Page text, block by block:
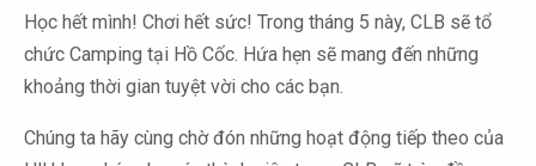
Học hết mình! Chơi hết sức! Trong tháng 5 này, CLB sẽ tổ
chức Camping tại Hồ Cốc. Hứa hẹn sẽ mang đến những
khoảng thời gian tuyệt vời cho các bạn.
Chúng ta hãy cùng chờ đón những hoạt động tiếp theo của